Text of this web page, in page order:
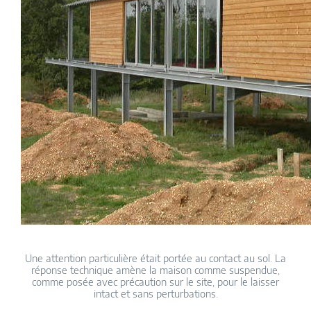
Une attention particulière était portée au contact au sol. La
réponse technique amène la maison comme suspendue,
comme posée avec précaution sur le site, pour le laisser
intact et sans perturbations.